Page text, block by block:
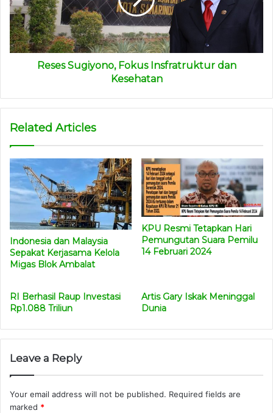
kebanggaanya, namun juga sebagai pemilik tim yang ikut
berkontribusi terhadap kelangsungan tim ini, agar tetap
bisa bertahan di liga tertinggi di tanah air,” jelas Tommy
Ermanto.
akan melawan Persela Lamongan, Jumat (13/3).
“Kami berharap dengan berbagai inovasi yang dilakukan
panitia, bisa membuat gairah para penonton kembali
seperti jaman keemasan Persisam Putra Samarinda,”
ungkap Tommy.(maman)
Reses Sugiyono, Fokus Insfratruktur dan
Kesehatan
Related Articles
Indonesia dan Malaysia
Sepakat Kerjasama Kelola
Migas Blok Ambalat
KPU Resmi Tetapkan Hari
Pemungutan Suara Pemilu
14 Februari 2024
RI Berhasil Raup Investasi
Rp1.088 Triliun
Artis Gary Iskak Meninggal
Dunia
Leave a Reply
Your email address will not be published. Required fields are
marked *